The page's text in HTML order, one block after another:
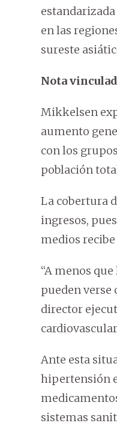
en las
sureste
Nota
Mikkelsen
aumento
con los
población
La cobertura
ingresos,
medios
“A menos
pueden verse
director
Ante esta
hipertensión
sistemas